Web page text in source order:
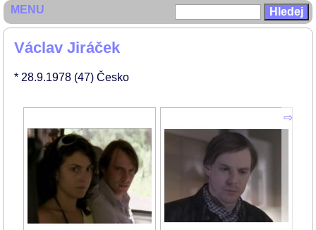
Václav Jiráček
* 28.9.1978 (47) Česko
MENU